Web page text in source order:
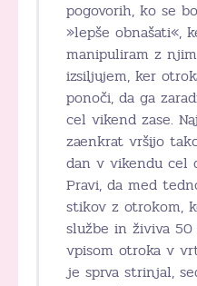
pogovorih, ko se
»lepše obnašati«,
manipuliram z
izsiljujem, ker
ponoči, da ga
cel vikend zase.
zaenkrat vršijo
dan v vikendu cel
Pravi, da med
stikov z otrokom,
službe in živiva
vpisom otroka v
je sprva strinjal,